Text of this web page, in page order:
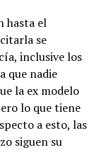
hasta el
se
inclusive los
que nadie
la ex modelo
lo que tiene
a esto, las
siguen su